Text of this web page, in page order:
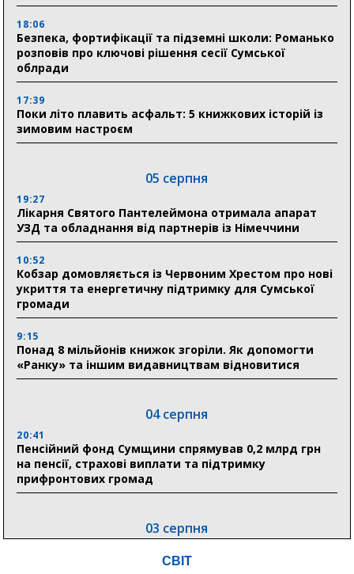
18:06
Безпека, фортифікації та підземні школи: Романько
розповів про ключові рішення сесії Сумської
облради
17:39
Поки літо плавить асфальт: 5 книжкових історій із
зимовим настроєм
05 серпня
19:27
Лікарня Святого Пантелеймона отримала апарат
УЗД та обладнання від партнерів із Німеччини
10:52
Кобзар домовляється із Червоним Хрестом про нові
укриття та енергетичну підтримку для Сумської
громади
9:15
Понад 8 мільйонів книжок згоріли. Як допомогти
«Ранку» та іншим видавництвам відновитися
04 серпня
20:41
Пенсійний фонд Сумщини спрямував 0,2 млрд грн
на пенсії, страхові виплати та підтримку
прифронтових громад
03 серпня
Романько розширює програму відпочинку дітей із
СВІТ